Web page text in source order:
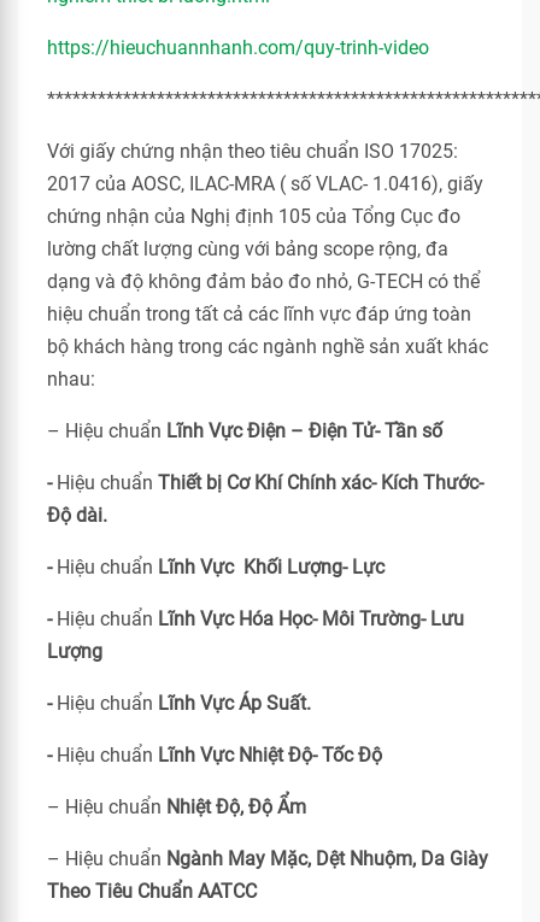
https://hieuchuannhanh.com/quy-trinh-video
Với giấy chứng nhận theo tiêu chuẩn ISO 17025:
2017 của AOSC, ILAC-MRA ( số VLAC- 1.0416), giấy
chứng nhận của Nghị định 105 của Tổng Cục đo
lường chất lượng cùng với bảng scope rộng, đa
dạng và độ không đảm bảo đo nhỏ, G-TECH có thể
hiệu chuẩn trong tất cả các lĩnh vực đáp ứng toàn
bộ khách hàng trong các ngành nghề sản xuất khác
nhau:
– Hiệu chuẩn Lĩnh Vực Điện – Điện Tử- Tần số
- Hiệu chuẩn Thiết bị Cơ Khí Chính xác- Kích Thước-
Độ dài.
- Hiệu chuẩn Lĩnh Vực Khối Lượng- Lực
- Hiệu chuẩn Lĩnh Vực Hóa Học- Môi Trường- Lưu
Lượng
- Hiệu chuẩn Lĩnh Vực Áp Suất.
-Hiệu chuẩn Lĩnh Vực Nhiệt Độ- Tốc Độ
– Hiệu chuẩn Nhiệt Độ, Độ Ẩm
– Hiệu chuẩn Ngành May Mặc, Dệt Nhuộm, Da Giày
Theo Tiêu Chuẩn AATCC